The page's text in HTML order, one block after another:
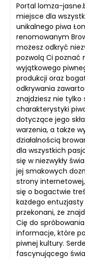
Portal lomza-
miejsce dla
unikalnego piwa
renomowanym
możesz odkryć
pozwolą Ci poznać
wyjątkowego
produkcji oraz
odkrywania
znajdziesz nie
charakterystyki
dotyczące jego
warzenia, a także
działalnością
dla wszystkich
się w niezwykły
jej smakowych
strony
się o bogactwie
każdego
przekonani, że
Cię do
informacje, które
piwnej kultury.
fascynującego